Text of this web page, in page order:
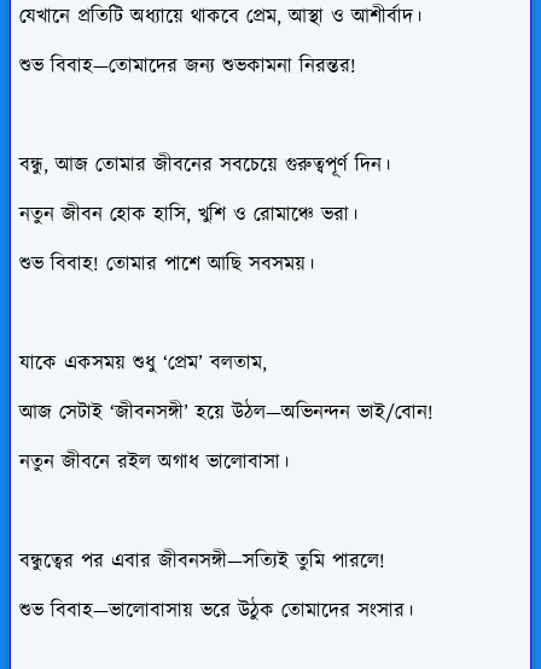
যেখানে প্রতিটি অধ্যায়ে থাকবে প্রেম, আস্থা ও আশীর্বাদ।
শুভ বিবাহ—তোমাদের জন্য শুভকামনা নিরন্তর!
বন্ধু, আজ তোমার জীবনের সবচেয়ে গুরুত্বপূর্ণ দিন।
নতুন জীবন হোক হাসি, খুশি ও রোমাঞ্চে ভরা।
শুভ বিবাহ! তোমার পাশে আছি সবসময়।
যাকে একসময় শুধু ‘প্রেম’ বলতাম,
আজ সেটাই ‘জীবনসঙ্গী’ হয়ে উঠল—অভিনন্দন ভাই/বোন!
নতুন জীবনে রইল অগাধ ভালোবাসা।
বন্ধুত্বের পর এবার জীবনসঙ্গী—সত্যিই তুমি পারলে!
শুভ বিবাহ—ভালোবাসায় ভরে উঠুক তোমাদের সংসার।